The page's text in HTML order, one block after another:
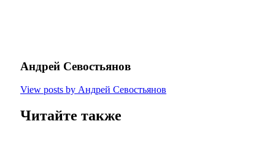
Андрей Севостьянов
View posts by Андрей Севостьянов
Читайте также